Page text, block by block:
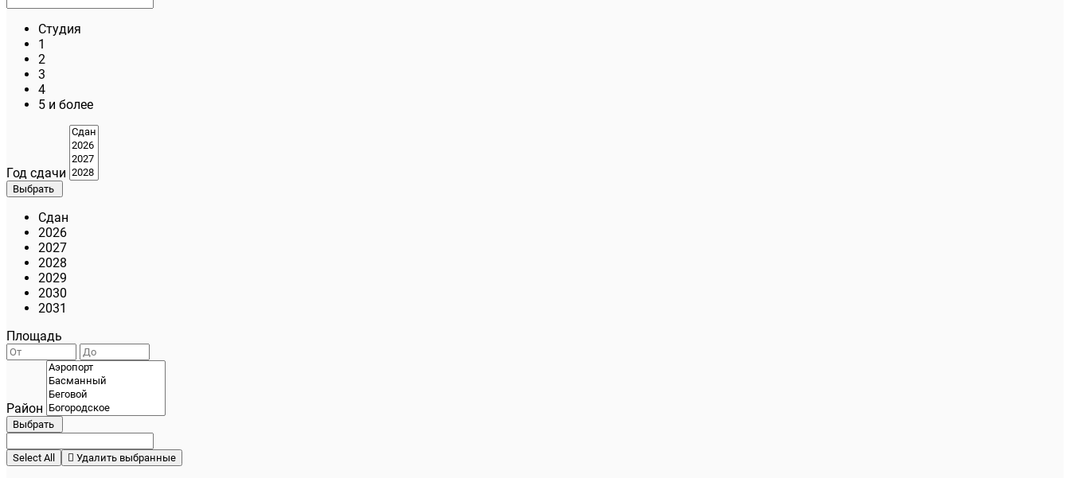
Студия
1
2
3
4
5 и более
Год сдачи
Выбрать
Сдан
2026
2027
2028
2029
2030
2031
Площадь
Район
Выбрать
Select All Удалить выбранные